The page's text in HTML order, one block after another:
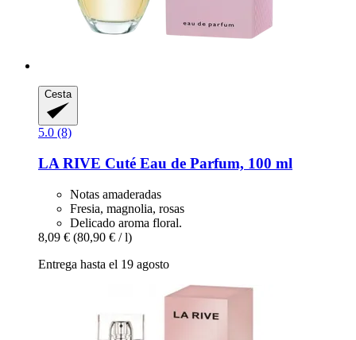
Cesta
5.0 (8)
LA RIVE Cuté Eau de Parfum, 100 ml
Notas amaderadas
Fresia, magnolia, rosas
Delicado aroma floral.
8,09 € (80,90 € / l)
Entrega hasta el 19 agosto